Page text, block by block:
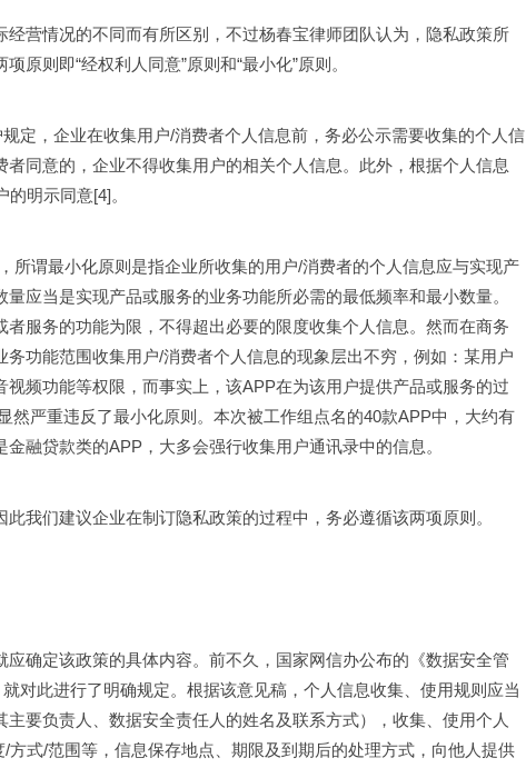
营情况的不同而有所区别，不过杨春宝律师团队认为，隐私政策所
原则即“经权利人同意”原则和“最小化”原则。
定，企业在收集用户/消费者个人信息前，务必公示需要收集的个人信
同意的，企业不得收集用户的相关个人信息。此外，根据个人信息
明示同意[4]。
所谓最小化原则是指企业所收集的用户/消费者的个人信息应与实现产
应当是实现产品或服务的业务功能所必需的最低频率和最小数量。
服务的功能为限，不得超出必要的限度收集个人信息。然而在商务
功能范围收集用户/消费者个人信息的现象层出不穷，例如：某用户
频功能等权限，而事实上，该APP在为该用户提供产品或服务的过
然严重违反了最小化原则。本次被工作组点名的40款APP中，大约有
融贷款类的APP，大多会强行收集用户通讯录中的信息。
我们建议企业在制订隐私政策的过程中，务必遵循该两项原则。
确定该政策的具体内容。前不久，国家网信办公布的《数据安全管
对此进行了明确规定。根据该意见稿，个人信息收集、使用规则应当
要负责人、数据安全责任人的姓名及联系方式），收集、使用个人
式/范围等，信息保存地点、期限及到期后的处理方式，向他人提供